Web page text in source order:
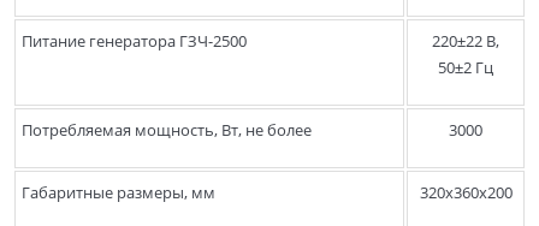
Питание генератора ГЗЧ-2500
220±22 В,
50±2 Гц
Потребляемая мощность, Вт, не более 3000
Габаритные размеры, мм 320х360х200